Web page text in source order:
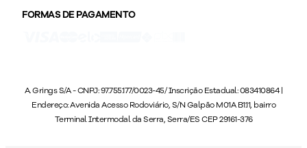
FORMAS DE PAGAMENTO
A. Grings S/A - CNPJ: 97.755.177/0023-45/ Inscrição Estadual: 083410864 |
Endereço: Avenida Acesso Rodoviário, S/N Galpão M01A B1.11, bairro
Terminal Intermodal da Serra, Serra/ES CEP 29161-376